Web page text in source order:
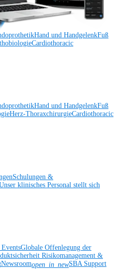
Hand und HandgelenkFuß
Cardiothoracic
Hand und HandgelenkFuß
Herz-ThoraxchirurgieCardiothoracic
Schulungen &
klinisches Personal stellt sich
Globale Offenlegung der
Risikomanagement &
Newsroomopen_in_newSBA Support